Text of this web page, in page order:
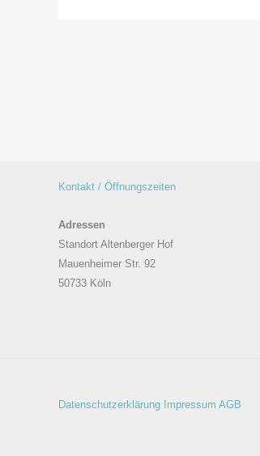
Kontakt / Öffnungszeiten
Adressen
Standort Altenberger Hof
Mauenheimer Str. 92
50733 Köln
Datenschutzerklärung Impressum AGB